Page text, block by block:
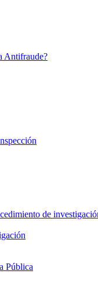
Antifraude?
de
Pública